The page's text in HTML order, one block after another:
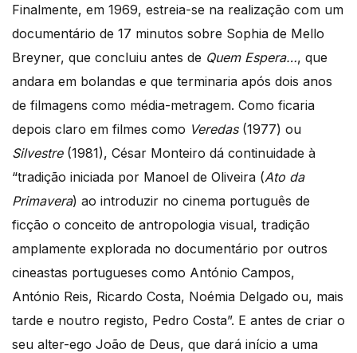
Finalmente, em 1969, estreia-se na realização com um
documentário de 17 minutos sobre Sophia de Mello
Breyner, que concluiu antes de Quem Espera…, que
andara em bolandas e que terminaria após dois anos
de filmagens como média-metragem. Como ficaria
depois claro em filmes como Veredas(1977) ou
Silvestre(1981), César Monteiro dá continuidade à
“tradição iniciada por Manoel de Oliveira (Ato da
Primavera) ao introduzir no cinema português de
ficção o conceito de antropologia visual, tradição
amplamente explorada no documentário por outros
cineastas portugueses como António Campos,
António Reis, Ricardo Costa, Noémia Delgado ou, mais
tarde e noutro registo, Pedro Costa”. E antes de criar o
seu alter-ego João de Deus, que dará início a uma